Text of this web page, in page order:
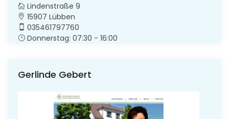
Lindenstraße 9
15907 Lübben
035461797760
Donnerstag: 07:30 - 16:00
Gerlinde Gebert